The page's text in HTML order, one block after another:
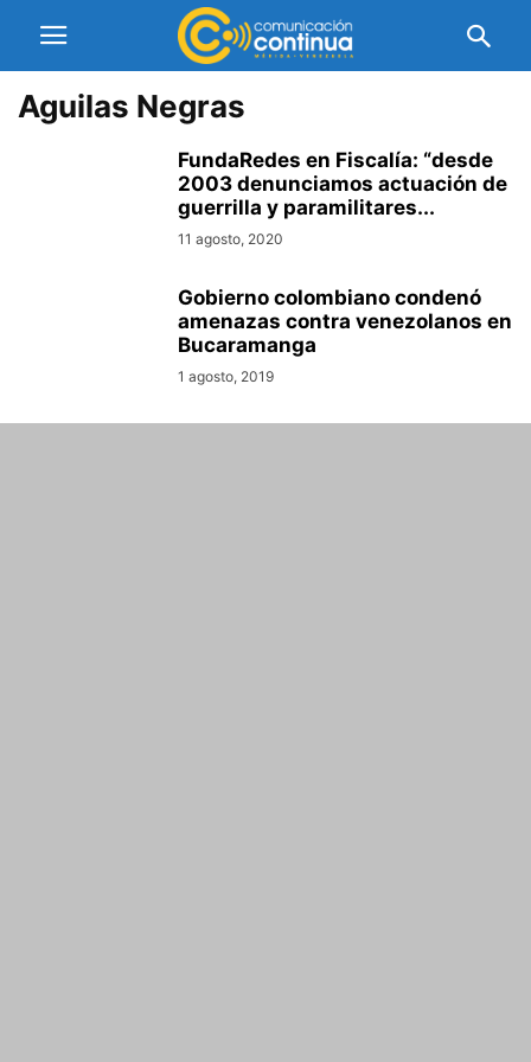
Aguilas Negras
FundaRedes en Fiscalía: “desde
2003 denunciamos actuación de
guerrilla y paramilitares...
11 agosto, 2020
Gobierno colombiano condenó
amenazas contra venezolanos en
Bucaramanga
1 agosto, 2019